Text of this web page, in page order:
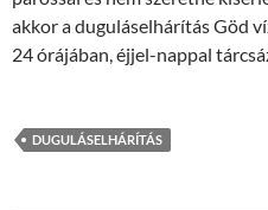
akkor a duguláselhárítás Göd
24 órájában, éjjel-nappal
DUGULÁSELHÁRÍTÁS